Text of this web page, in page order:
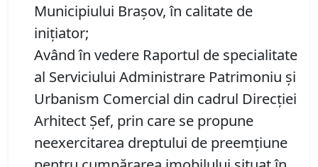
Municipiului Braşov, în calitate de
inițiator;
Având în vedere Raportul de specialitate
al Serviciului Administrare Patrimoniu şi
Urbanism Comercial din cadrul Direcției
Arhitect Șef, prin care se propune
neexercitarea dreptului de preemţiune